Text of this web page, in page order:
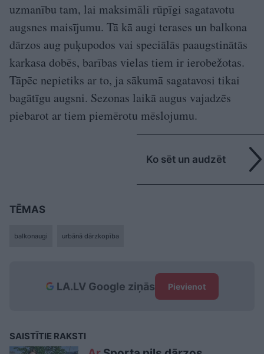
uzmanību tam, lai maksimāli rūpīgi sagatavotu
augsnes maisījumu. Tā kā augi terases un balkona
dārzos aug puķupodos vai speciālās paaugstinātās
karkasa dobēs, barības vielas tiem ir ierobežotas.
Tāpēc nepietiks ar to, ja sākumā sagatavosi tikai
bagātīgu augsni. Sezonas laikā augus vajadzēs
piebarot ar tiem piemērotu mēslojumu.
Ko sēt un audzēt
TĒMAS
balkonaugi urbānā dārzkopība
LA.LV Google ziņās Pievienot
SAISTĪTIE RAKSTI